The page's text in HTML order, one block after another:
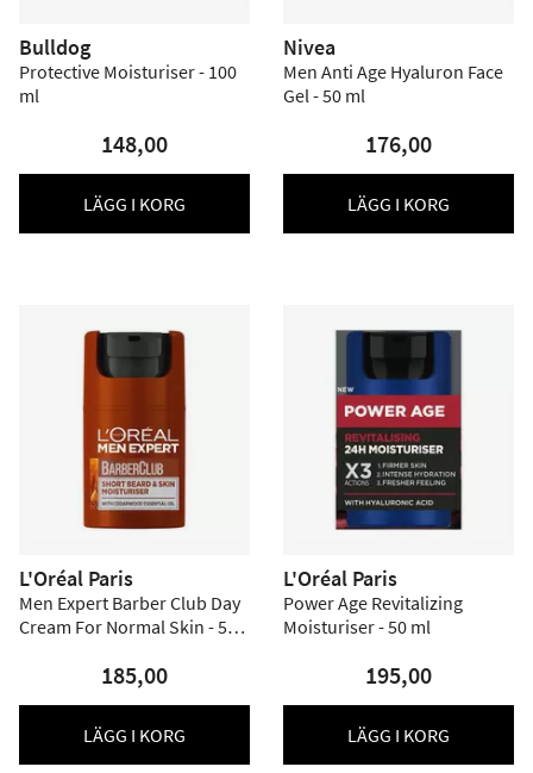
Bulldog
Protective Moisturiser - 100
ml
148,00
LÄGG I KORG
Nivea
Men Anti Age Hyaluron Face
Gel - 50 ml
176,00
LÄGG I KORG
L'Oréal Paris
Men Expert Barber Club Day
Cream For Normal Skin - 50
185,00
LÄGG I KORG
L'Oréal Paris
Power Age Revitalizing
Moisturiser - 50 ml
195,00
LÄGG I KORG